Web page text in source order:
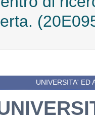
UNIVERSITA' ED